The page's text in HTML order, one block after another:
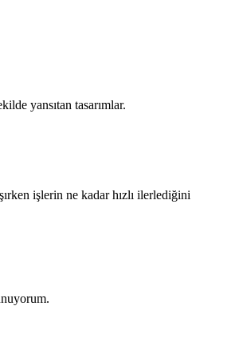
yansıtan tasarımlar.
işlerin ne kadar hızlı ilerlediğini